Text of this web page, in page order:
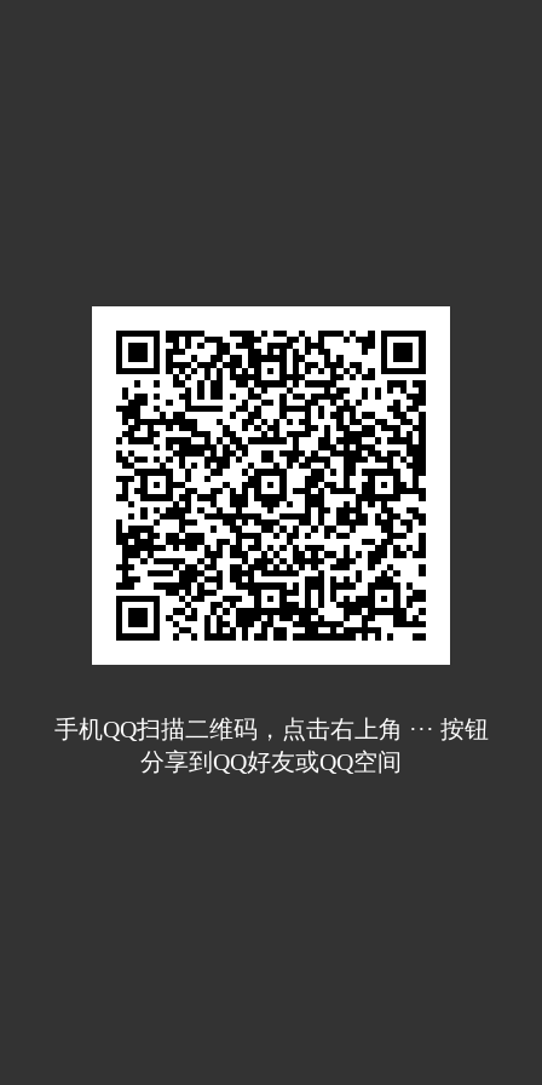
手机QQ扫描二维码，点击右上角 ··· 按钮
分享到QQ好友或QQ空间